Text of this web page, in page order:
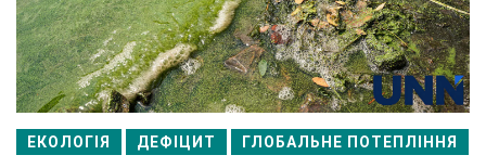
ЕКОЛОГІЯ ДЕФІЦИТ ГЛОБАЛЬНЕ ПОТЕПЛІННЯ